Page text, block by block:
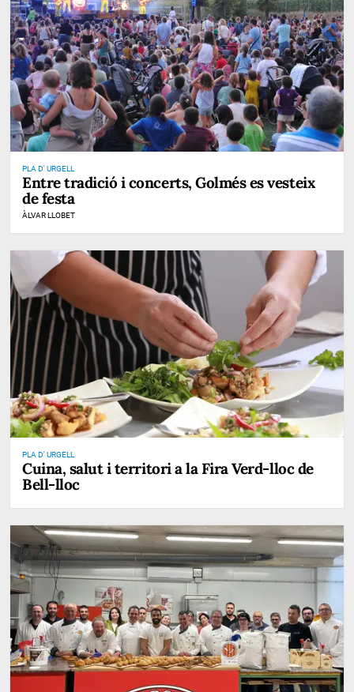
PLA D' URGELL
Entre tradició i concerts, Golmés es vesteix
de festa
ÀLVAR LLOBET
PLA D' URGELL
Cuina, salut i territori a la Fira Verd-lloc de
Bell-lloc